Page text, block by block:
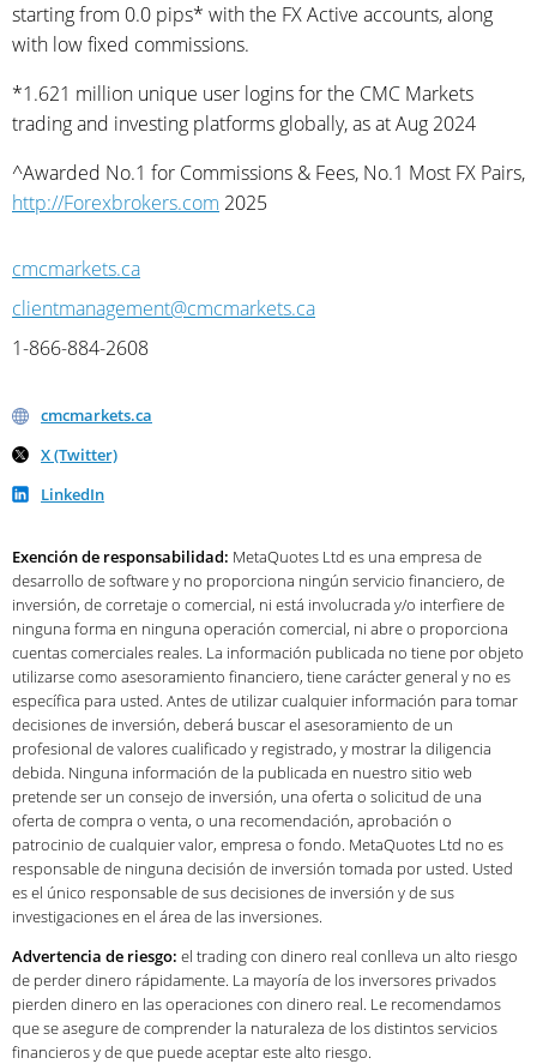
starting from 0.0 pips* with the FX Active accounts, along
with low fixed commissions.
*1.621 million unique user logins for the CMC Markets
trading and investing platforms globally, as at Aug 2024
^Awarded No.1 for Commissions & Fees, No.1 Most FX Pairs,
http://Forexbrokers.com 2025
cmcmarkets.ca
clientmanagement@cmcmarkets.ca
1-866-884-2608
cmcmarkets.ca
X (Twitter)
LinkedIn
Exención de responsabilidad: MetaQuotes Ltd es una empresa de
desarrollo de software y no proporciona ningún servicio financiero, de
inversión, de corretaje o comercial, ni está involucrada y/o interfiere de
ninguna forma en ninguna operación comercial, ni abre o proporciona
cuentas comerciales reales. La información publicada no tiene por objeto
utilizarse como asesoramiento financiero, tiene carácter general y no es
específica para usted. Antes de utilizar cualquier información para tomar
decisiones de inversión, deberá buscar el asesoramiento de un
profesional de valores cualificado y registrado, y mostrar la diligencia
debida. Ninguna información de la publicada en nuestro sitio web
pretende ser un consejo de inversión, una oferta o solicitud de una
oferta de compra o venta, o una recomendación, aprobación o
patrocinio de cualquier valor, empresa o fondo. MetaQuotes Ltd no es
responsable de ninguna decisión de inversión tomada por usted. Usted
es el único responsable de sus decisiones de inversión y de sus
investigaciones en el área de las inversiones.
Advertencia de riesgo: el trading con dinero real conlleva un alto riesgo
de perder dinero rápidamente. La mayoría de los inversores privados
pierden dinero en las operaciones con dinero real. Le recomendamos
que se asegure de comprender la naturaleza de los distintos servicios
financieros y de que puede aceptar este alto riesgo.